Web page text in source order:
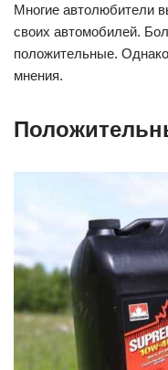
Многие автолюбители
своих автомобилей.
положительные.
мнения.